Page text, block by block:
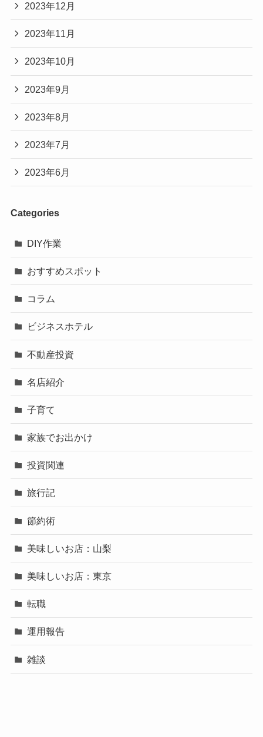
2023年12月
2023年11月
2023年10月
2023年9月
2023年8月
2023年7月
2023年6月
Categories
DIY作業
おすすめスポット
コラム
ビジネスホテル
不動産投資
名店紹介
子育て
家族でお出かけ
投資関連
旅行記
節約術
美味しいお店：山梨
美味しいお店：東京
転職
運用報告
雑談